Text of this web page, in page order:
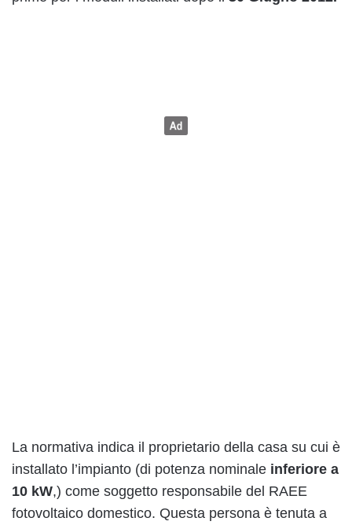
La normativa indica il proprietario della casa su cui è
installato l’impianto (di potenza nominale inferiore a
10 kW,) come soggetto responsabile del RAEE
fotovoltaico domestico. Questa persona è tenuta a